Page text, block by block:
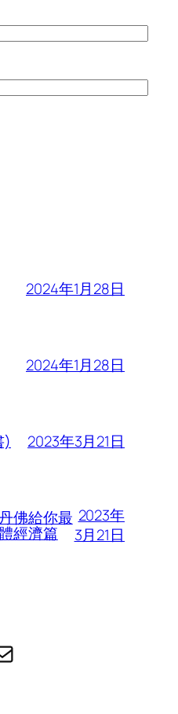
2024年1月28日
2024年1月28日
) 2023年3月21日
佛給你最
經濟篇
2023年
3月21日
件